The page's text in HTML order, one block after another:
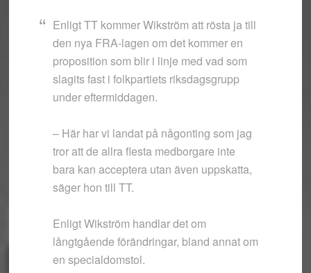
Enligt TT kommer Wikström att rösta ja till
den nya FRA-lagen om det kommer en
proposition som blir i linje med vad som
slagits fast i folkpartiets riksdagsgrupp
under eftermiddagen.
– Här har vi landat på någonting som jag
tror att de allra flesta medborgare inte
bara kan acceptera utan även uppskatta,
säger hon till TT.
Enligt Wikström handlar det om
långtgående förändringar, bland annat om
en specialdomstol.